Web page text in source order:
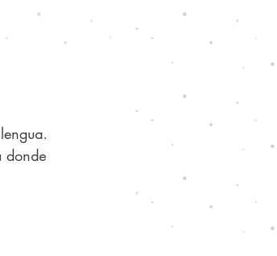
buscan
donde